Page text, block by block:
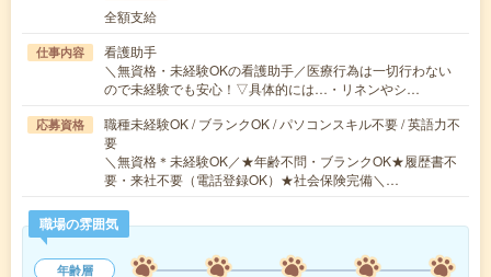
全額支給
仕事内容
看護助手
＼無資格・未経験OKの看護助手／医療行為は一切行わない
ので未経験でも安心！▽具体的には…・リネンやシ…
応募資格
職種未経験OK / ブランクOK / パソコンスキル不要 / 英語力不
要
＼無資格＊未経験OK／★年齢不問・ブランクOK★履歴書不
要・来社不要（電話登録OK）★社会保険完備＼…
職場の雰囲気
年齢層